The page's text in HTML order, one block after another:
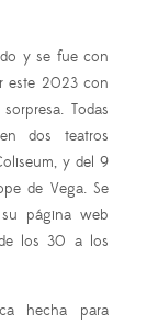
y se fue con
este 2023 con
Todas
dos teatros
y del 9
de Vega. Se
página web
los 30 a los
hecha para